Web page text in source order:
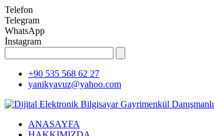
Telefon
Telegram
WhatsApp
İnstagram
+90 535 568 62 27
yanikyavuz@yahoo.com
ANASAYFA